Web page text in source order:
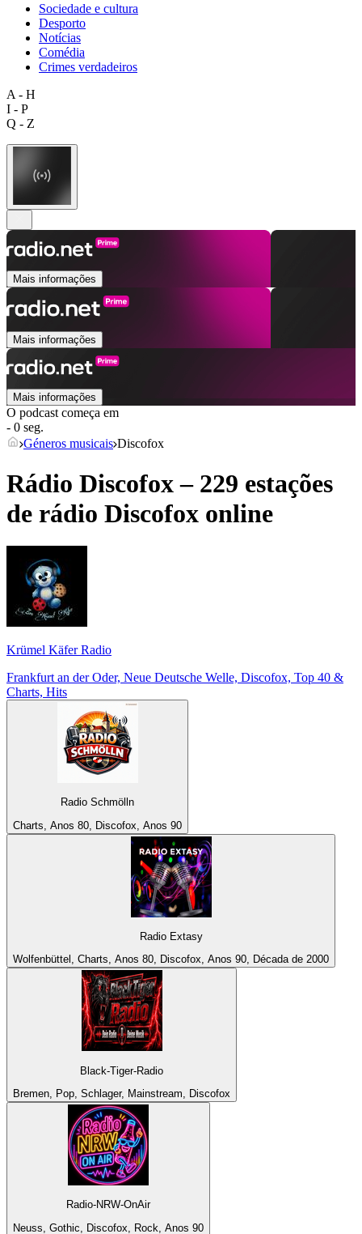
Sociedade e cultura
Desporto
Notícias
Comédia
Crimes verdadeiros
A - H
I - P
Q - Z
Mais informações
Mais informações
Mais informações
O podcast começa em
- 0 seg.
Géneros musicais Discofox
Rádio Discofox – 229 estações
de rádio Discofox online
Krümel Käfer Radio
Frankfurt an der Oder, Neue Deutsche Welle, Discofox, Top 40 &
Charts, Hits
Radio Schmölln
Charts, Anos 80, Discofox, Anos 90
Radio Extasy
Wolfenbüttel, Charts, Anos 80, Discofox, Anos 90, Década de 2000
Black-Tiger-Radio
Bremen, Pop, Schlager, Mainstream, Discofox
Radio-NRW-OnAir
Neuss, Gothic, Discofox, Rock, Anos 90